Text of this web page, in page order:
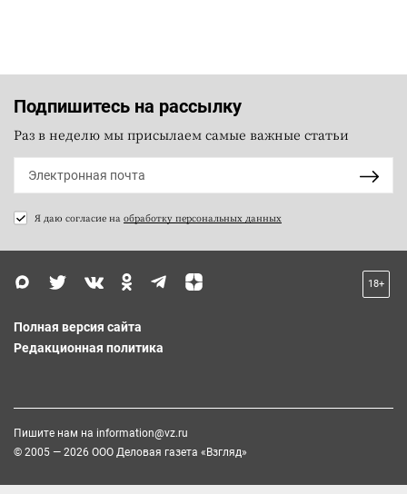
Подпишитесь на рассылку
Раз в неделю мы присылаем самые важные статьи
Я даю согласие на обработку персональных данных
18+
Полная версия сайта
Редакционная политика
Пишите нам на information@vz.ru
© 2005 — 2026 ООО Деловая газета «Взгляд»